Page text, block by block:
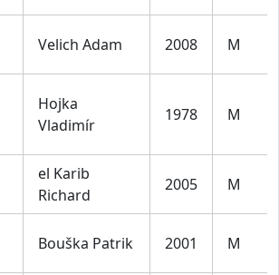
Velich Adam 2008 M
Hojka
Vladimír
1978 M
el Karib
Richard
2005 M
Bouška Patrik 2001 M